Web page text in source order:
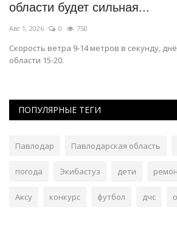
области будет сильная...
Авг 1, 2026 0 750
Скорость ветра 9-14 метров в секунду,
области 15-20.
ПОПУЛЯРНЫЕ ТЕГИ
Павлодар Павлодарская область
погода Экибастуз дети
Аксу конкурс футбол дчс